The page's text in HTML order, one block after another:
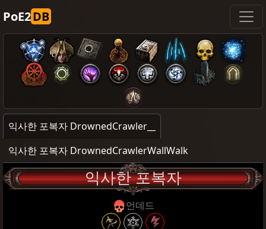
PoE2DB
익사한 포복자 DrownedCrawler__
익사한 포복자 DrownedCrawlerWallWalk
익사한 포복자
언데드